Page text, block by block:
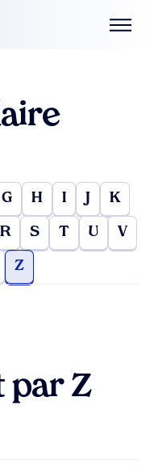
G H I J K
R S T U V
Z
par Z